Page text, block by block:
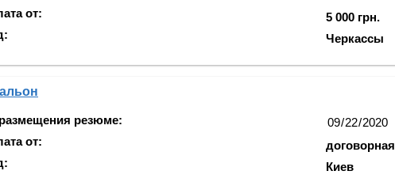
от:
5 000 грн.
Черкассы
резюме:
от:
договорная
Киев